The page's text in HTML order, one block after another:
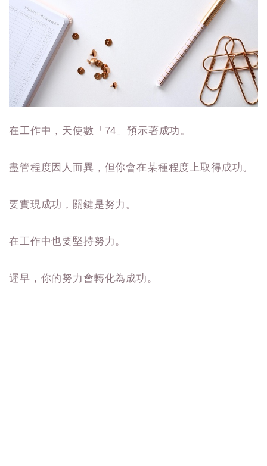
在工作中，天使數「74」預示著成功。
盡管程度因人而異，但你會在某種程度上取得成功。
要實現成功，關鍵是努力。
在工作中也要堅持努力。
遲早，你的努力會轉化為成功。